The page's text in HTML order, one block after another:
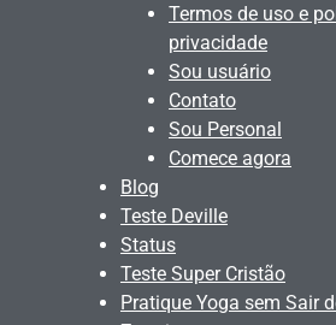
Termos de uso e
privacidade
Sou usuário
Contato
Sou Personal
Comece agora
Blog
Teste Deville
Status
Teste Super Cristão
Pratique Yoga sem Sair